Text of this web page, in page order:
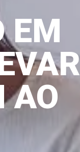
EM
AO